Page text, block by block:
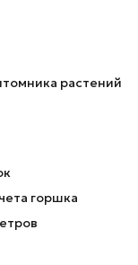
растений
горшка